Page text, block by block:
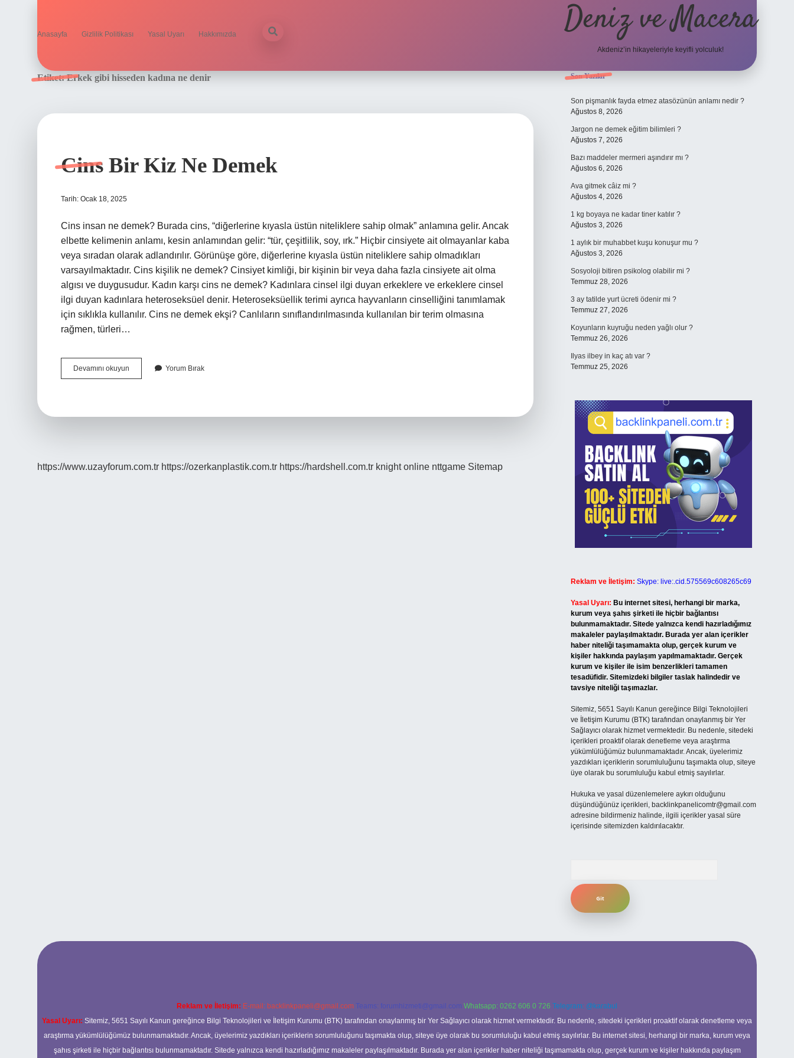
Anasayfa Gizlilik Politikası Yasal Uyarı Hakkımızda Deniz ve Macera
Akdeniz’in hikayeleriyle keyifli yolculuk!
Etiket:Erkek gibi hisseden kadına ne denir
Cins Bir Kiz Ne Demek
Tarih: Ocak 18, 2025
Cins insan ne demek? Burada cins, “diğerlerine kıyasla üstün niteliklere sahip olmak” anlamına gelir. Ancak
elbette kelimenin anlamı, kesin anlamından gelir: “tür, çeşitlilik, soy, ırk.” Hiçbir cinsiyete ait olmayanlar kaba
veya sıradan olarak adlandırılır. Görünüşe göre, diğerlerine kıyasla üstün niteliklere sahip olmadıkları
varsayılmaktadır. Cins kişilik ne demek? Cinsiyet kimliği, bir kişinin bir veya daha fazla cinsiyete ait olma
algısı ve duygusudur. Kadın karşı cins ne demek? Kadınlara cinsel ilgi duyan erkeklere ve erkeklere cinsel
ilgi duyan kadınlara heteroseksüel denir. Heteroseksüellik terimi ayrıca hayvanların cinselliğini tanımlamak
için sıklıkla kullanılır. Cins ne demek ekşi? Canlıların sınıflandırılmasında kullanılan bir terim olmasına
rağmen, türleri…
Devamını okuyun
Bir
Yorum Bırak
https://www.uzayforum.com.tr https://ozerkanplastik.com.tr https://hardshell.com.tr knight online nttgame Sitemap
Sidebar
Son Yazılar
Son pişmanlık fayda etmez atasözünün anlamı nedir ?
Ağustos 8, 2026
Jargon ne demek eğitim bilimleri ?
Ağustos 7, 2026
Bazı maddeler mermeri aşındırır mı ?
Ağustos 6, 2026
Ava gitmek câiz mi ?
Ağustos 4, 2026
1 kg boyaya ne kadar tiner katılır ?
Ağustos 3, 2026
1 aylık bir muhabbet kuşu konuşur mu ?
Ağustos 3, 2026
Sosyoloji bitiren psikolog olabilir mi ?
Temmuz 28, 2026
3 ay tatilde yurt ücreti ödenir mi ?
Temmuz 27, 2026
Koyunların kuyruğu neden yağlı olur ?
Temmuz 26, 2026
Ilyas ilbey in kaç atı var ?
Temmuz 25, 2026
Reklam ve İletişim: Skype: live:.cid.575569c608265c69
Yasal Uyarı: Bu internet sitesi, herhangi bir marka,
kurum veya şahıs şirketi ile hiçbir bağlantısı
bulunmamaktadır. Sitede yalnızca kendi hazırladığımız
makaleler paylaşılmaktadır. Burada yer alan içerikler
haber niteliği taşımamakta olup, gerçek kurum ve
kişiler hakkında paylaşım yapılmamaktadır. Gerçek
kurum ve kişiler ile isim benzerlikleri tamamen
tesadüfidir. Sitemizdeki bilgiler taslak halindedir ve
tavsiye niteliği taşımazlar.
Sitemiz, 5651 Sayılı Kanun gereğince Bilgi Teknolojileri
ve İletişim Kurumu (BTK) tarafından onaylanmış bir Yer
Sağlayıcı olarak hizmet vermektedir. Bu nedenle, sitedeki
içerikleri proaktif olarak denetleme veya araştırma
yükümlülüğümüz bulunmamaktadır. Ancak, üyelerimiz
yazdıkları içeriklerin sorumluluğunu taşımakta olup, siteye
üye olarak bu sorumluluğu kabul etmiş sayılırlar.
Hukuka ve yasal düzenlemelere aykırı olduğunu
düşündüğünüz içerikleri, backlinkpanelicomtr@gmail.com
adresine bildirmeniz halinde, ilgili içerikler yasal süre
içerisinde sitemizden kaldırılacaktır.
Reklam ve İletişim: E-mail: backlinkpaneli@gmail.com Teams: forumhizmeti@gmail.com Whatsapp: 0262 606 0 726 Telegram: @karabul
Yasal Uyarı: Sitemiz, 5651 Sayılı Kanun gereğince Bilgi Teknolojileri ve İletişim Kurumu (BTK) tarafından onaylanmış bir Yer Sağlayıcı olarak hizmet vermektedir. Bu nedenle, sitedeki içerikleri proaktif olarak denetleme veya
araştırma yükümlülüğümüz bulunmamaktadır. Ancak, üyelerimiz yazdıkları içeriklerin sorumluluğunu taşımakta olup, siteye üye olarak bu sorumluluğu kabul etmiş sayılırlar. Bu internet sitesi, herhangi bir marka, kurum veya
şahıs şirketi ile hiçbir bağlantısı bulunmamaktadır. Sitede yalnızca kendi hazırladığımız makaleler paylaşılmaktadır. Burada yer alan içerikler haber niteliği taşımamakta olup, gerçek kurum ve kişiler hakkında paylaşım